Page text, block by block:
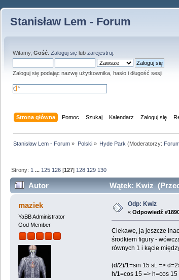
Stanisław Lem - Forum
Witamy, Gość Zaloguj się lub zarejestruj
Zaloguj się podając nazwę użytkownika, hasło i długość sesji
Strona główna Pomoc Szukaj Kalendarz Zaloguj się
Stanisław Lem - Forum » Polski» Hyde Park (Moderatorzy:
Strony: 1 ... 125 126 [127] 128 129 130
Autor Wątek: Kwiz
maziek
YaBB Administrator
God Member
Odp: Kwiz
« Odpowiedź
Ciekawe, ja jeszcze
środkiem figury -
równych 1 i kącie
(d/2)/1=sin 15 st. =>
h/1=cos 15 => h=cos 15